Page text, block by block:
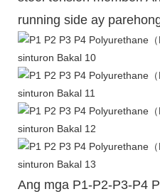
running side ay
Ang mga P1-P2-P3-P4